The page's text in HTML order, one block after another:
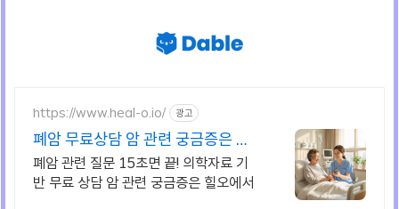
https://www.heal-o.io/ 광고
폐암 무료상담 암 관련 궁금증은 힐
오에서
폐암 관련 질문 15초면 끝! 의학자료 기
반 무료 상담 암 관련 궁금증은 힐오에서